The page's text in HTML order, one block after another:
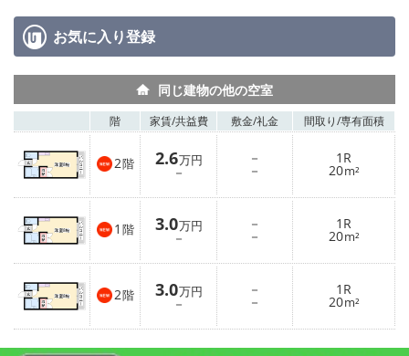
お気に入り登録
同じ建物の他の空室
階 家賃/共益費 敷金/礼金 間取り/専有面積
2階 2.6万円
－
－
－
1R
20m²
1 階 3.0万円
－
－
－
1R
20m²
2階 3.0万円
－
－
－
1R
20m²